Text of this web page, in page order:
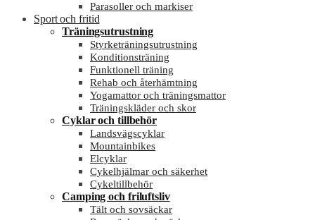
Parasoller och markiser
Sport och fritid
Träningsutrustning
Styrketräningsutrustning
Konditionsträning
Funktionell träning
Rehab och återhämtning
Yogamattor och träningsmattor
Träningskläder och skor
Cyklar och tillbehör
Landsvägscyklar
Mountainbikes
Elcyklar
Cykelhjälmar och säkerhet
Cykeltillbehör
Camping och friluftsliv
Tält och sovsäckar